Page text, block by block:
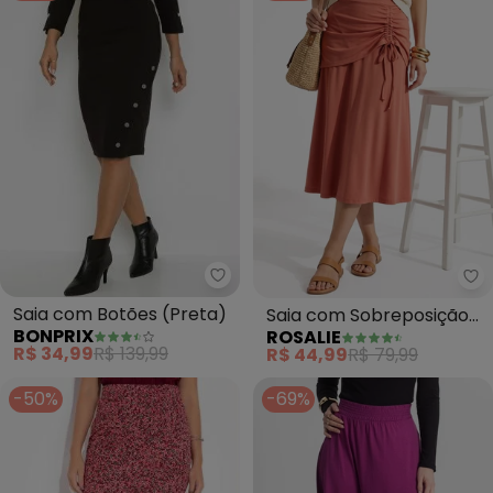
bonprix - Saia com Botões
Saia com Botões (Preta)
BONPRIX
R$ 34,99R$ 139,99
Saia com Sobreposição
(Ferrugem)
ROSALIE
R$ 44,99R$ 79,99
-50%
-69%